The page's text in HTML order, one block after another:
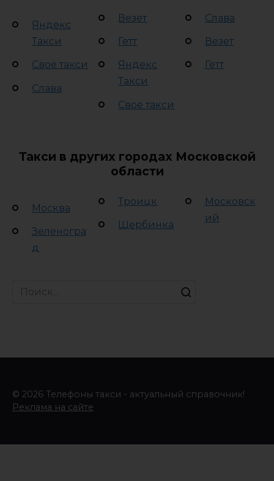
Яндекс
Такси
Своё такси
Слава
Везет
Гетт
Яндекс
Такси
Своё такси
Слава
Везет
Гетт
Такси в других городах Московской
области
Москва
Зеленогра
д
Троицк
Щербинка
Московск
ий
Search
© 2026 Телефоны такси - актуальный справочник!
Реклама на сайте